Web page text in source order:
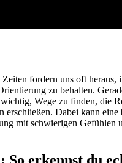
fordern uns oft heraus,
zu behalten.
Wege zu finden, die
erschließen. Dabei kann eine
mit schwierigen Gefühlen